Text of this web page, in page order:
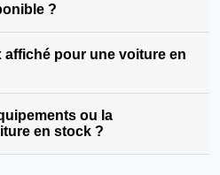
?
affiché pour une voiture en
ou la
en stock ?